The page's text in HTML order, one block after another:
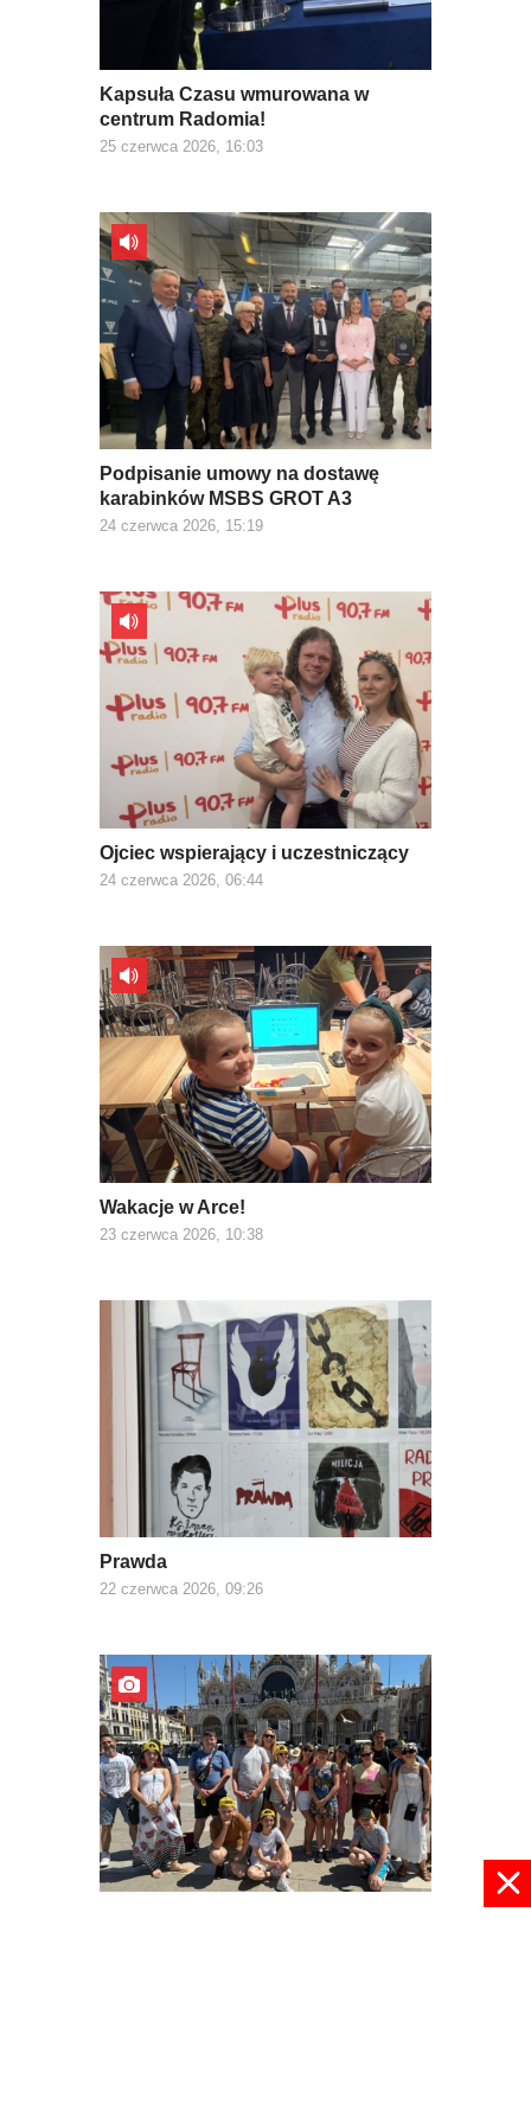
Kapsuła Czasu wmurowana w
centrum Radomia!
25 czerwca 2026, 16:03
Podpisanie umowy na dostawę
karabinków MSBS GROT A3
24 czerwca 2026, 15:19
Ojciec wspierający i uczestniczący
24 czerwca 2026, 06:44
Wakacje w Arce!
23 czerwca 2026, 10:38
Prawda
22 czerwca 2026, 09:26